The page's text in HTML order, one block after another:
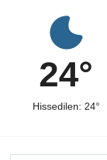
24°
Hissedilen: 24°